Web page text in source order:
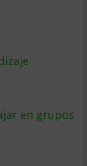
en grupos